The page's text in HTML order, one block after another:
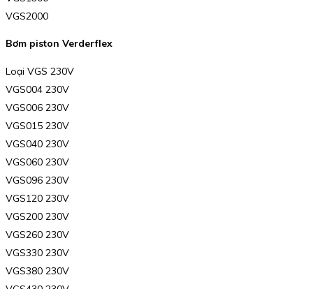
VGS2000
Bơm piston Verderflex
Loại VGS 230V
VGS004 230V
VGS006 230V
VGS015 230V
VGS040 230V
VGS060 230V
VGS096 230V
VGS120 230V
VGS200 230V
VGS260 230V
VGS330 230V
VGS380 230V